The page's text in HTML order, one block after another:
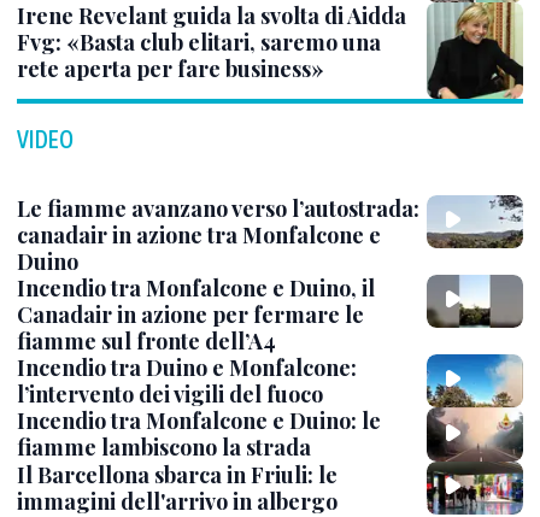
Irene Revelant guida la svolta di Aidda
Fvg: «Basta club elitari, saremo una
rete aperta per fare business»
VIDEO
Le fiamme avanzano verso l’autostrada:
canadair in azione tra Monfalcone e
Duino
Incendio tra Monfalcone e Duino, il
Canadair in azione per fermare le
fiamme sul fronte dell’A4
Incendio tra Duino e Monfalcone:
l’intervento dei vigili del fuoco
Incendio tra Monfalcone e Duino: le
fiamme lambiscono la strada
Il Barcellona sbarca in Friuli: le
immagini dell'arrivo in albergo